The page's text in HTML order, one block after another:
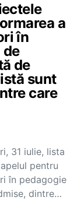
a
în
de
de
sunt
care
31 iulie, lista
pentru
în pedagogie
dintre…